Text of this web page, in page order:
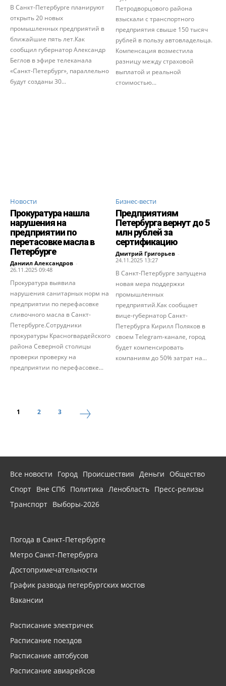
В Санкт-Петербурге планируют
открыть 20 новых
промышленных предприятий в
ближайшие пять лет.Как
сообщил губернатор Александр
Беглов в эфире телеканала
«Санкт-Петербург», параллельно
будут созданы 30...
Петродворцового района
взыскали с транспортного
предприятия свыше 150 тысяч
рублей в пользу автовладельца.
Компенсация возместила
разницу между страховой
выплатой и реальной
стоимостью...
Новости
Прокуратура нашла
нарушения на
предприятии по
перетасовке масла в
Петербурге
Даниил Александров -
26.11.2025 09:48
Прокуратура выявила
нарушения санитарных норм на
предприятии по перефасовке
сливочного масла в Санкт-
Петербурге.Сотрудники
прокуратуры Красногвардейского
района Северной столицы
проверки проверку на
предприятии по перефасовке...
Бизнес-вести
Предприятиям
Петербурга вернут до 5
млн рублей за
сертификацию
Дмитрий Григорьев -
24.11.2025 13:27
В Санкт-Петербурге запущена
новая мера поддержки
промышленных
предприятий.Как сообщает
вице-губернатор Санкт-
Петербурга Кирилл Поляков в
своем Telegram-канале, город
будет компенсировать
компаниям до 50% затрат на...
1 2 3
Все новости Город Происшествия Деньги
Общество
Спорт Вне СПб Политика Ленобласть Пресс-релизы
Транспорт Выборы-2026
Погода в Санкт-Петербурге
Метро Санкт-Петербурга
Достопримечательности
График развода петербургских мостов
Вакансии
Расписание электричек
Расписание поездов
Расписание автобусов
Расписание авиарейсов